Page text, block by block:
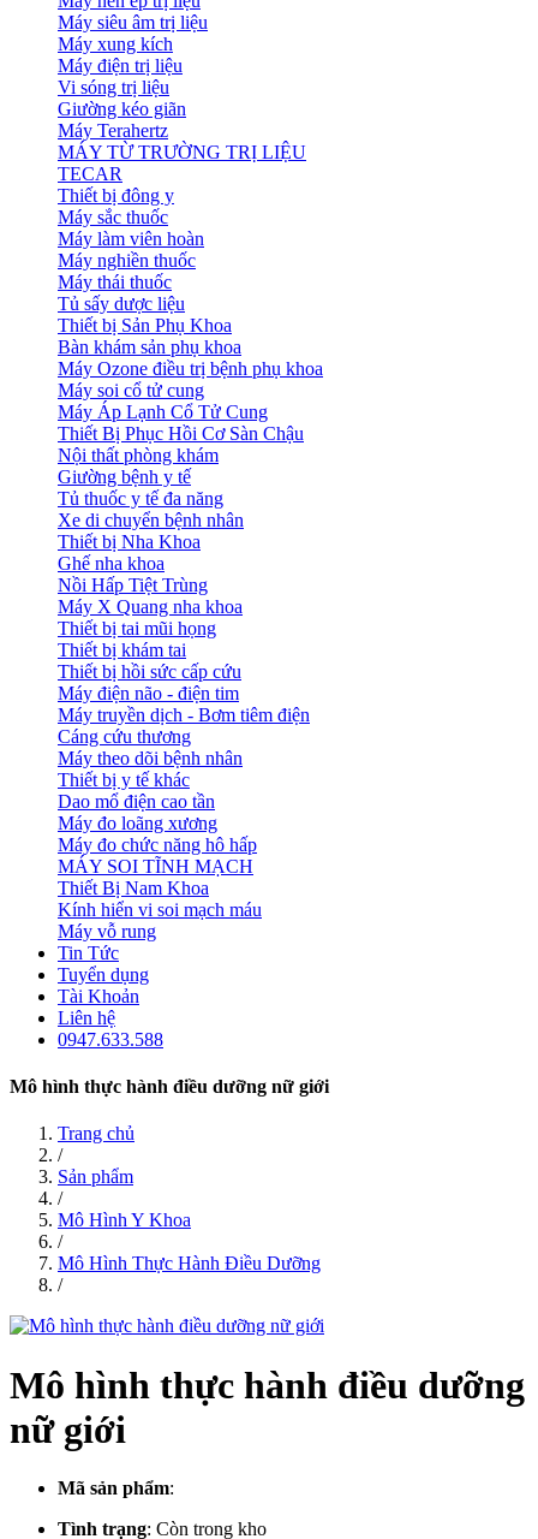
Máy siêu âm trị liệu
Máy xung kích
Máy điện trị liệu
Vi sóng trị liệu
Giường kéo giãn
Máy Terahertz
MÁY TỪ TRƯỜNG TRỊ LIỆU
TECAR
Thiết bị đông y
Máy sắc thuốc
Máy làm viên hoàn
Máy nghiền thuốc
Máy thái thuốc
Tủ sấy dược liệu
Thiết bị Sản Phụ Khoa
Bàn khám sản phụ khoa
Máy Ozone điều trị bệnh phụ khoa
Máy soi cổ tử cung
Máy Áp Lạnh Cổ Tử Cung
Thiết Bị Phục Hồi Cơ Sàn Chậu
Nội thất phòng khám
Giường bệnh y tế
Tủ thuốc y tế đa năng
Xe di chuyển bệnh nhân
Thiết bị Nha Khoa
Ghế nha khoa
Nồi Hấp Tiệt Trùng
Máy X Quang nha khoa
Thiết bị tai mũi họng
Thiết bị khám tai
Thiết bị hồi sức cấp cứu
Máy điện não - điện tim
Máy truyền dịch - Bơm tiêm điện
Cáng cứu thương
Máy theo dõi bệnh nhân
Thiết bị y tế khác
Dao mổ điện cao tần
Máy đo loãng xương
Máy đo chức năng hô hấp
MÁY SOI TĨNH MẠCH
Thiết Bị Nam Khoa
Kính hiển vi soi mạch máu
Máy vỗ rung
Tin Tức
Tuyển dụng
Tài Khoản
Liên hệ
0947.633.588
Mô hình thực hành điều dưỡng nữ giới
Trang chủ
/
Sản phẩm
/
Mô Hình Y Khoa
/
Mô Hình Thực Hành Điều Dưỡng
/
Mô hình thực hành điều dưỡng
nữ giới
Mã sản phẩm:
Tình trạng: Còn trong kho